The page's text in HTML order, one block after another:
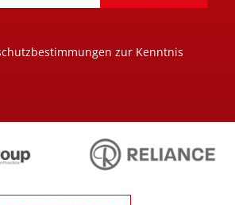
zur Kenntnis